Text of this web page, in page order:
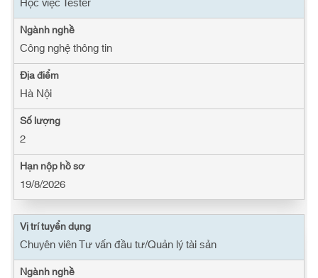
Công nghệ thông tin
Hà Nội
2
19/8/2026
Chuyên viên Tư vấn đầu tư/Quản lý tài sản